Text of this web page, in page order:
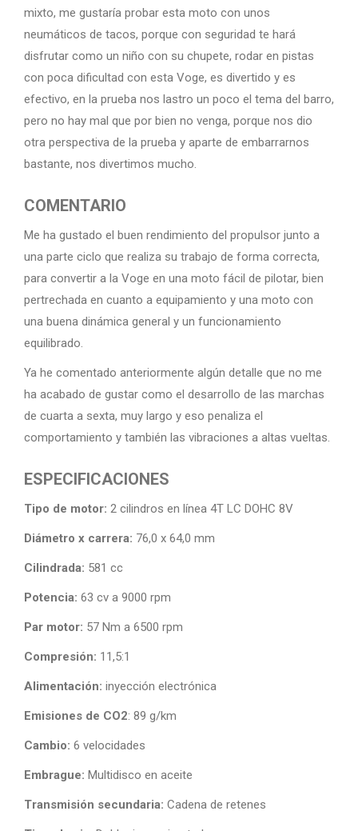
mixto, me gustaría probar esta moto con unos
neumáticos de tacos, porque con seguridad te hará
disfrutar como un niño con su chupete, rodar en pistas
con poca dificultad con esta Voge, es divertido y es
efectivo, en la prueba nos lastro un poco el tema del barro,
pero no hay mal que por bien no venga, porque nos dio
otra perspectiva de la prueba y aparte de embarrarnos
bastante, nos divertimos mucho.
COMENTARIO
Me ha gustado el buen rendimiento del propulsor junto a
una parte ciclo que realiza su trabajo de forma correcta,
para convertir a la Voge en una moto fácil de pilotar, bien
pertrechada en cuanto a equipamiento y una moto con
una buena dinámica general y un funcionamiento
equilibrado.
Ya he comentado anteriormente algún detalle que no me
ha acabado ​de gustar como el desarrollo de las marchas
de cuarta a sexta, muy largo y eso penaliza el
comportamiento y también las vibraciones a altas vueltas.
ESPECIFICACIONES
Tipo de motor: 2 cilindros en línea 4T LC DOHC 8V
Diámetro x carrera: 76,0 x 64,0 mm
Cilindrada: 581 cc
Potencia: 63 cv a 9000 rpm
Par motor: 57 Nm a 6500 rpm
Compresión: 11,5:1
Alimentación: inyección electrónica
Emisiones de CO2: 89 g/km
Cambio: 6 velocidades
Embrague: Multidisco en aceite
Transmisión secundaria: Cadena de retenes